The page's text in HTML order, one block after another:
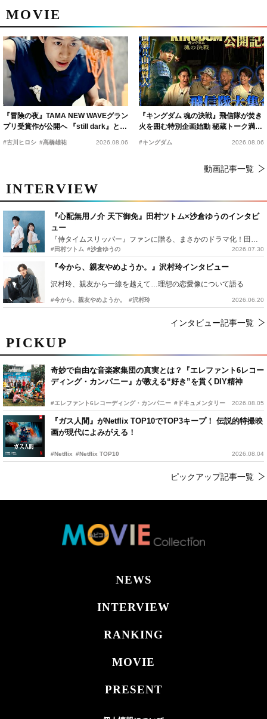
PICKUP
奇妙で自由な音楽家集団の真実とは？『エレファント6レコー
ディング・カンパニー』が教える“好き”を貫くDIY精神
#エレファント6レコーディング・カンパニー #ドキュメンタリー 2026.08.05
『ガス人間』がNetflix TOP10でTOP3キープ！ 伝説的特撮映
画が現代によみがえる！
#Netflix #Netflix TOP10 2026.08.04
ピックアップ記事一覧
MOVIE
『冒険の夜』TAMA NEW WAVEグラン
プリ受賞作が公開へ 『still dark』と同
時上映決定
#古川ヒロシ #髙橋雄祐 2026.08.06
『キングダム 魂の決戦』飛信隊が焚き
火を囲む特別企画始動 秘蔵トーク満載
の“キングダムキャンプ”開催
#キングダム 2026.08.06
動画記事一覧
INTERVIEW
『心配無用ノ介 天下御免』田村ツトム×沙倉ゆうのインタビ
ュー
『侍タイムスリッパー』ファンに贈る、まさかのドラマ化！田村ツトム×沙倉ゆうのが語る『心配無用ノ介』撮影秘話
#田村ツトム #沙倉ゆうの 2026.07.30
『今から、親友やめようか。』沢村玲インタビュー
沢村玲、親友から一線を越えて…理想の恋愛像について語る
#今から、親友やめようか。 #沢村玲 2026.06.20
インタビュー記事一覧
NEWS
INTERVIEW
RANKING
MOVIE
PRESENT